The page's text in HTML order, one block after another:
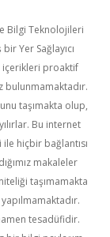
Bilgi Teknolojileri
Yer Sağlayıcı
içerikleri proaktif
bulunmamaktadır.
taşımakta olup,
Bu internet
hiçbir bağlantısı
makaleler
taşımamakta
tesadüfidir.